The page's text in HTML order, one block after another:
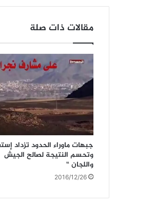
مقالات ذات صلة
جبهات ماوراء الحدود تزداد
وتحسم النتيجة لصالح الجيش
واللجان “
2016/12/26